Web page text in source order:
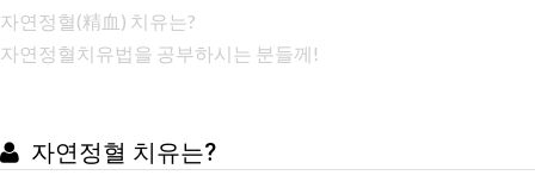
자연정혈(精血) 치유는?
자연정혈치유법을 공부하시는 분들께!
자연정혈 치유는?